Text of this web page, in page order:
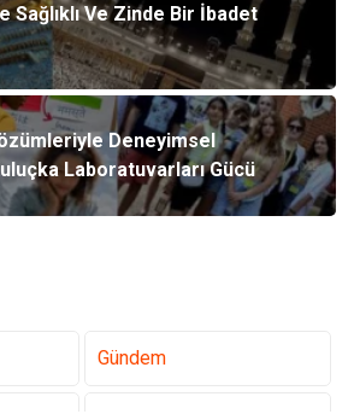
Sağlıklı Ve Zinde Bir İbadet
Deneyimsel
Laboratuvarları Gücü
Gündem